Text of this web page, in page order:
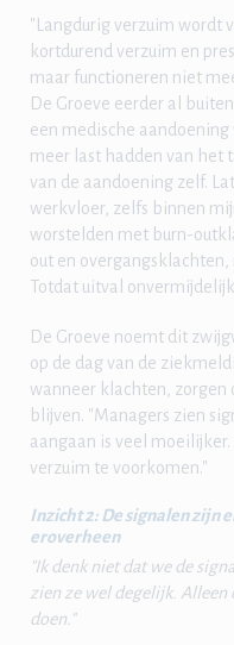
"Langdurig verzuim wordt
kortdurend verzuim en
maar functioneren niet
De Groeve eerder al
een medische
meer last hadden van het
van de aandoening zelf.
werkvloer, zelfs binnen
worstelden met burn-
out en
Totdat uitval
De Groeve noemt dit
op de dag van de
wanneer klachten, zorgen
blijven. "Managers zien
aangaan is veel
verzuim te voorkomen."
Inzicht 2: De signalen zijn
eroverheen
"Ik denk niet dat we de
zien ze wel degelijk.
doen."